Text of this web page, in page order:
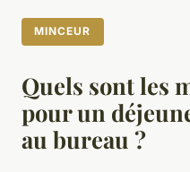
MINCEUR
Quels sont les
pour un
au bureau ?